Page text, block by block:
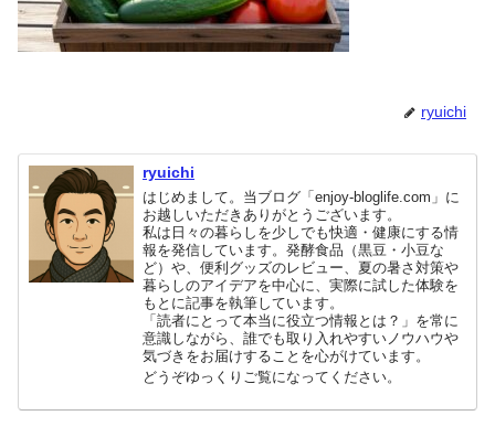
ryuichi
ryuichi
はじめまして。当ブログ「enjoy-bloglife.com」に
お越しいただきありがとうございます。
私は日々の暮らしを少しでも快適・健康にする情
報を発信しています。発酵食品（黒豆・小豆な
ど）や、便利グッズのレビュー、夏の暑さ対策や
暮らしのアイデアを中心に、実際に試した体験を
もとに記事を執筆しています。
「読者にとって本当に役立つ情報とは？」を常に
意識しながら、誰でも取り入れやすいノウハウや
気づきをお届けすることを心がけています。
どうぞゆっくりご覧になってください。